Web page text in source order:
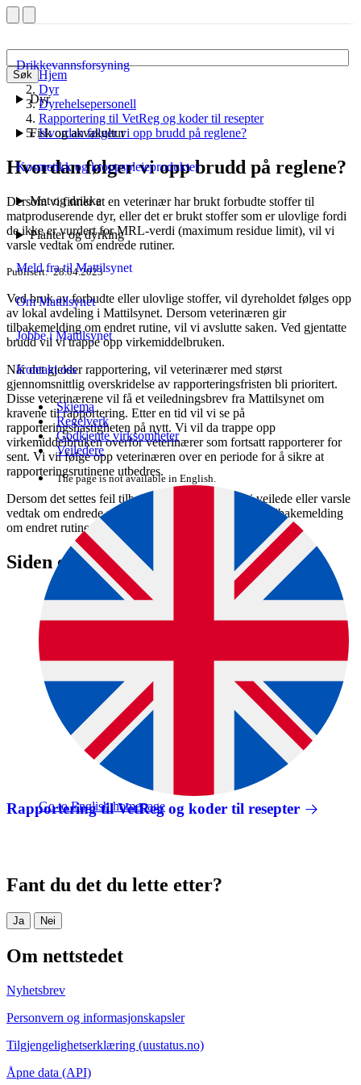
Søk
Drikkevannsforsyning
Dyr
Fisk og akvakultur
Kosmetikk og kroppspleieprodukter
Mat og drikke
Planter og dyrking
Meld fra til Mattilsynet
Om Mattilsynet
Jobbe i Mattilsynet
Kontakt oss
Skjema
Regelverk
Godkjente virksomheter
Veiledere
The page is not available in English.
Go to English homepage
Hjem
Dyr
Dyrehelsepersonell
Rapportering til VetReg og koder til resepter
Hvordan følger vi opp brudd på reglene?
Hvordan følger vi opp brudd på reglene?
Dersom vi finner at en veterinær har brukt forbudte stoffer til
matproduserende dyr, eller det er brukt stoffer som er ulovlige fordi
de ikke er vurdert for MRL-verdi (maximum residue limit), vil vi
varsle vedtak om endrede rutiner.
Publisert 28.04.2023
Ved bruk av forbudte eller ulovlige stoffer, vil dyreholdet følges opp
av lokal avdeling i Mattilsynet. Dersom veterinæren gir
tilbakemelding om endret rutine, vil vi avslutte saken. Ved gjentatte
brudd vil vi trappe opp virkemiddelbruken.
Når det gjelder rapportering, vil veterinærer med størst
gjennomsnittlig overskridelse av rapporteringsfristen bli prioritert.
Disse veterinærene vil få et veiledningsbrev fra Mattilsynet om
kravene til rapportering. Etter en tid vil vi se på
rapporteringshastigheten på nytt. Vi vil da trappe opp
virkemiddelbruken overfor veterinærer som fortsatt rapporterer for
sent. Vi vil følge opp veterinæren over en periode for å sikre at
rapporteringsrutinene utbedres.
Dersom det settes feil tilbakeholdelsestider, vil vi veilede eller varsle
vedtak om endrede rutiner. Dersom veterinæren gir tilbakemelding
om endret rutine, vil vi avslutte saken.
Siden er en del av denne veiledningen:
Rapportering til VetReg og koder til resepter
Fant du det du lette etter?
Ja Nei
Om nettstedet
Nyhetsbrev
Personvern og informasjonskapsler
Tilgjengelighetserklæring (uustatus.no)
Åpne data (API)